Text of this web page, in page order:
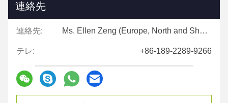
連絡先
連絡先: Ms. Ellen Zeng (Europe, North and Shouth America)
テレ: +86-189-2289-9266